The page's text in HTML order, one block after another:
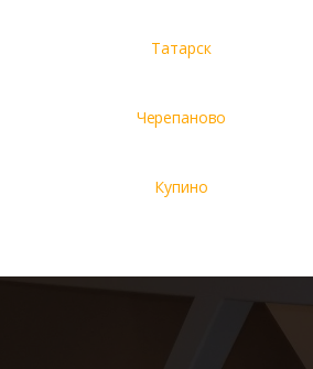
Татарск
Черепаново
Купино